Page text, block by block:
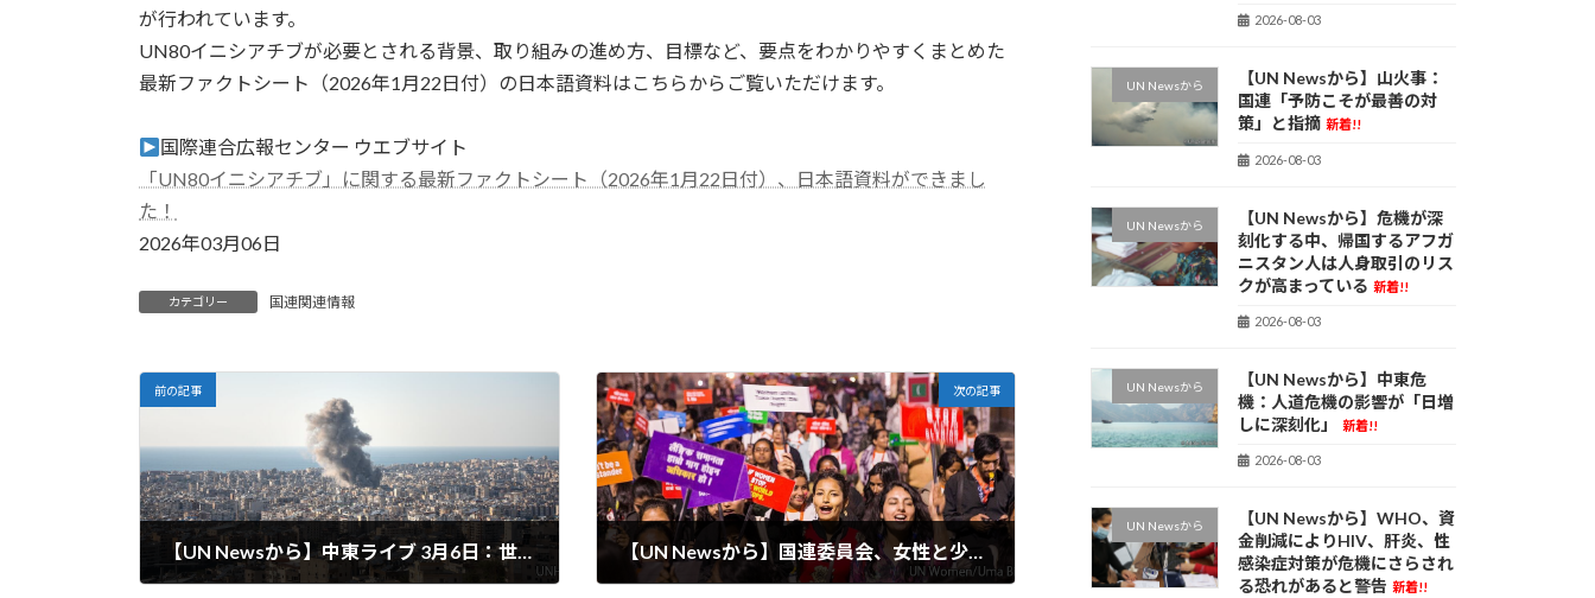
が行われています。
UN80イニシアチブが必要とされる背景、取り組みの進め方、目標など、要点をわかりやすくまとめた
最新ファクトシート（2026年1月22日付）の日本語資料はこちらからご覧いただけます。
国際連合広報センター ウエブサイト
「UN80イニシアチブ」に関する最新ファクトシート（2026年1月22日付）、日本語資料ができまし
た！
2026年03月06日
カテゴリー 国連関連情報
前の記事
【UN Newsから】中東ライブ 3月6日：世界経済は深刻な危機に直面していると国連事務総長が警告。「状況は誰にも制御できないほど悪化する恐れがある」
次の記事
【UN Newsから】国連委員会、女性と少女の正義を重点テーマとして開幕
2026-08-03
UN Newsから
【UN Newsから】山火事：
国連「予防こそが最善の対
策」と指摘 新着!!
2026-08-03
UN Newsから
【UN Newsから】危機が深
刻化する中、帰国するアフガ
ニスタン人は人身取引のリス
クが高まっている 新着!!
2026-08-03
UN Newsから
【UN Newsから】中東危
機：人道危機の影響が「日増
しに深刻化」
新着!!
2026-08-03
UN Newsから
【UN Newsから】WHO、資
金削減によりHIV、肝炎、性
感染症対策が危機にさらされ
る恐れがあると警告 新着!!